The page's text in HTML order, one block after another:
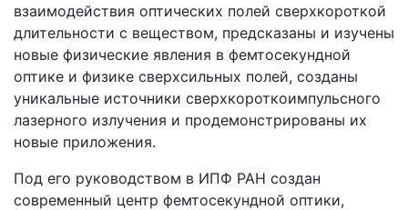
взаимодействия оптических полей сверхкороткой
длительности с веществом, предсказаны и изучены
новые физические явления в фемтосекундной
оптике и физике сверхсильных полей, созданы
уникальные источники сверхкороткоимпульсного
лазерного излучения и продемонстрированы их
новые приложения.
Под его руководством в ИПФ РАН создан
современный центр фемтосекундной оптики,